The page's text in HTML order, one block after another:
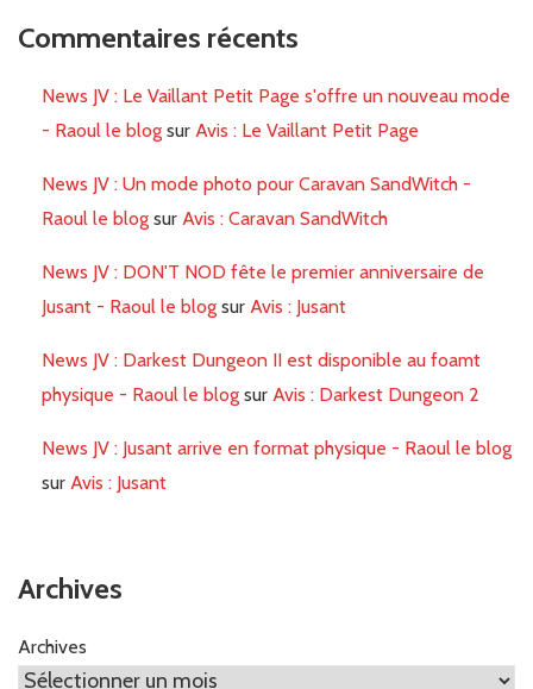
Commentaires récents
News JV : Le Vaillant Petit Page s'offre un nouveau mode
- Raoul le blog sur Avis : Le Vaillant Petit Page
News JV : Un mode photo pour Caravan SandWitch -
Raoul le blog sur Avis : Caravan SandWitch
News JV : DON'T NOD fête le premier anniversaire de
Jusant - Raoul le blog sur Avis : Jusant
News JV : Darkest Dungeon II est disponible au foamt
physique - Raoul le blog sur Avis : Darkest Dungeon 2
News JV : Jusant arrive en format physique - Raoul le blog
sur Avis : Jusant
Archives
Archives